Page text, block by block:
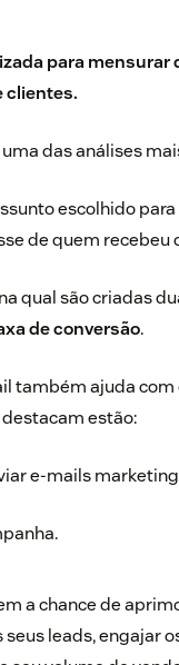
para mensurar
clientes.
das análises
escolhido
de quem recebeu
qual são criadas
de conversão.
também ajuda
estão:
e-mails
a chance de
leads, engajar